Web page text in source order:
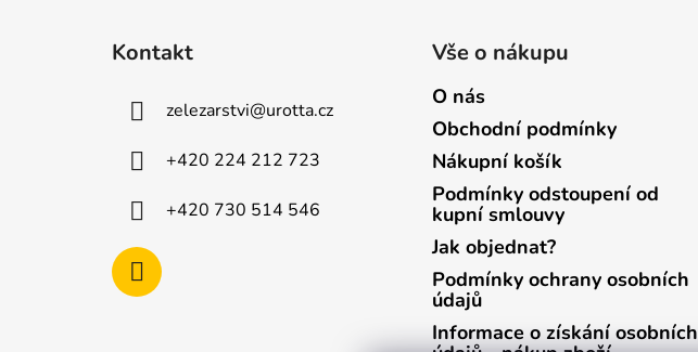
Kontakt
zelezarstvi@urotta.cz
+420 224 212 723
+420 730 514 546
Vše o nákupu
O nás
Obchodní podmínky
Nákupní košík
Podmínky odstoupení od
kupní smlouvy
Jak objednat?
Podmínky ochrany osobních
údajů
Informace o získání osobních